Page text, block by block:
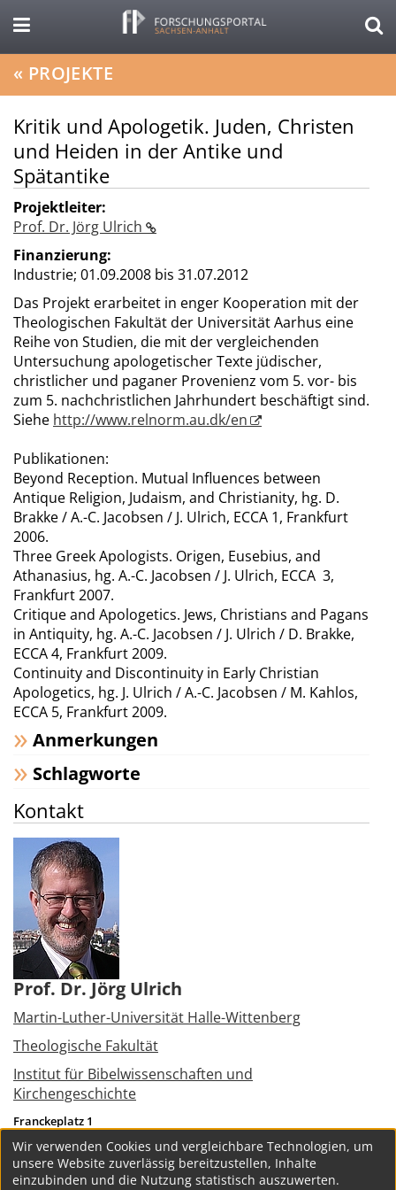
« PROJEKTE
Kritik und Apologetik. Juden, Christen
und Heiden in der Antike und
Spätantike
Projektleiter:
Prof. Dr. Jörg Ulrich
Finanzierung:
Industrie; 01.09.2008 bis 31.07.2012
Das Projekt erarbeitet in enger Kooperation mit der
Theologischen Fakultät der Universität Aarhus eine
Reihe von Studien, die mit der vergleichenden
Untersuchung apologetischer Texte jüdischer,
christlicher und paganer Provenienz vom 5. vor- bis
zum 5. nachchristlichen Jahrhundert beschäftigt sind.
Siehe http://www.relnorm.au.dk/en
Publikationen:
Beyond Reception. Mutual Influences between
Antique Religion, Judaism, and Christianity, hg. D.
Brakke / A.-C. Jacobsen / J. Ulrich, ECCA 1, Frankfurt
2006.
Three Greek Apologists. Origen, Eusebius, and
Athanasius, hg. A.-C. Jacobsen / J. Ulrich, ECCA 3,
Frankfurt 2007.
Critique and Apologetics. Jews, Christians and Pagans
in Antiquity, hg. A.-C. Jacobsen / J. Ulrich / D. Brakke,
ECCA 4, Frankfurt 2009.
Continuity and Discontinuity in Early Christian
Apologetics, hg. J. Ulrich / A.-C. Jacobsen / M. Kahlos,
ECCA 5, Frankfurt 2009.
Anmerkungen
Schlagworte
Kontakt
Prof. Dr. Jörg Ulrich
Martin-Luther-Universität Halle-Wittenberg
Theologische Fakultät
Institut für Bibelwissenschaften und
Kirchengeschichte
Franckeplatz 1
06110
Halle (Saale)
Tel.:
+49 345 5523050
joerg.ulrich@theologie.uni-halle.de
Wir verwenden Cookies und vergleichbare Technologien, um
unsere Website zuverlässig bereitzustellen, Inhalte
einzubinden und die Nutzung statistisch auszuwerten.